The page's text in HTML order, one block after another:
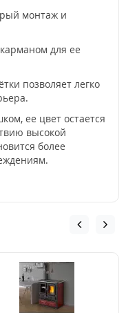
монтаж и
для ее
позволяет легко
ее цвет остается
высокой
более